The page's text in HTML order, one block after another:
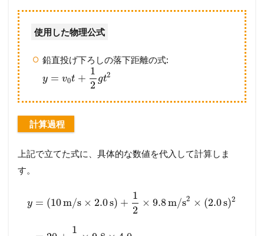
使用した物理公式
鉛直投げ下ろしの落下距離の式:
y = v0t +
1
2
gt2
計算過程
上記で立てた式に、具体的な数値を代入して計算しま
す。
y = (10m/s × 2.0s) +
1
2
× 9.8m/s2 × (2.0s)2
1